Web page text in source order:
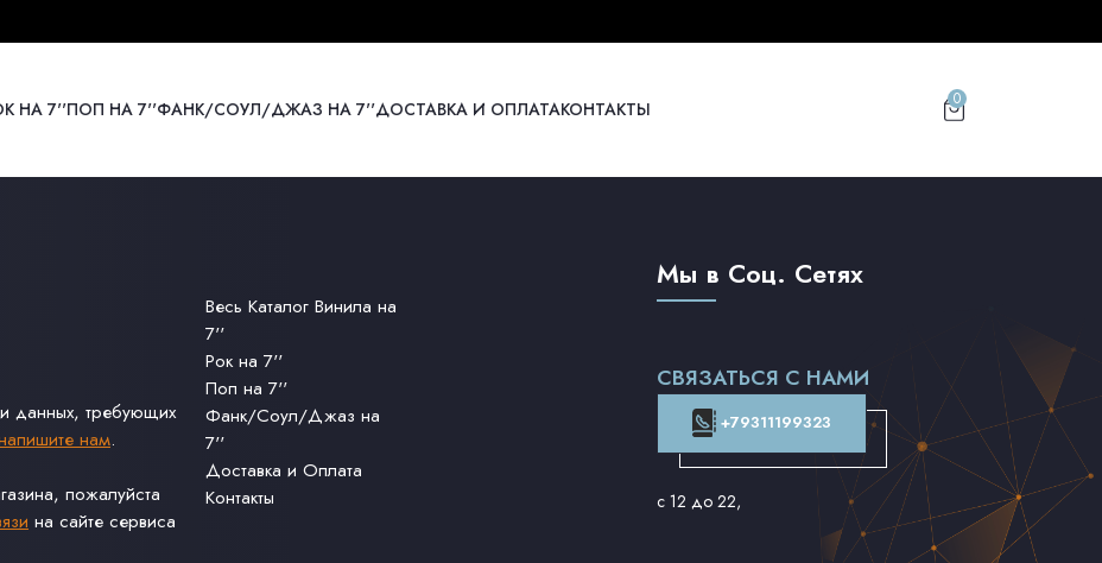
НА 7''ПОП НА 7''ФАНК/СОУЛ/ДЖАЗ НА 7''ДОСТАВКА И ОПЛАТАКОНТАКТЫ 0
данных, требующих
нам.
пожалуйста
на сайте сервиса
Весь Каталог Винила на
7''
Рок на 7''
Поп на 7''
Фанк/Соул/Джаз на
7''
Доставка и Оплата
Контакты
Мы в Соц. Сетях
СВЯЗАТЬСЯ С НАМИ
+79311199323
с 12 до 22,